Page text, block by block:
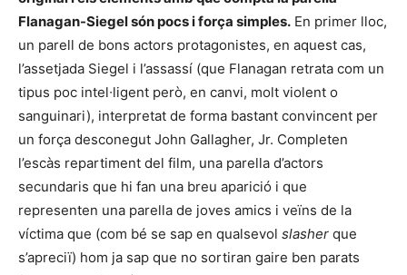
Flanagan-Siegel són pocs i força simples. En primer lloc,
un parell de bons actors protagonistes, en aquest cas,
l’assetjada Siegel i l’assassí (que Flanagan retrata com un
tipus poc intel∙ligent però, en canvi, molt violent o
sanguinari), interpretat de forma bastant convincent per
un força desconegut John Gallagher, Jr. Completen
l’escàs repartiment del film, una parella d’actors
secundaris que hi fan una breu aparició i que
representen una parella de joves amics i veïns de la
víctima que (com bé se sap en qualsevol slasher que
s’apreciï) hom ja sap que no sortiran gaire ben parats